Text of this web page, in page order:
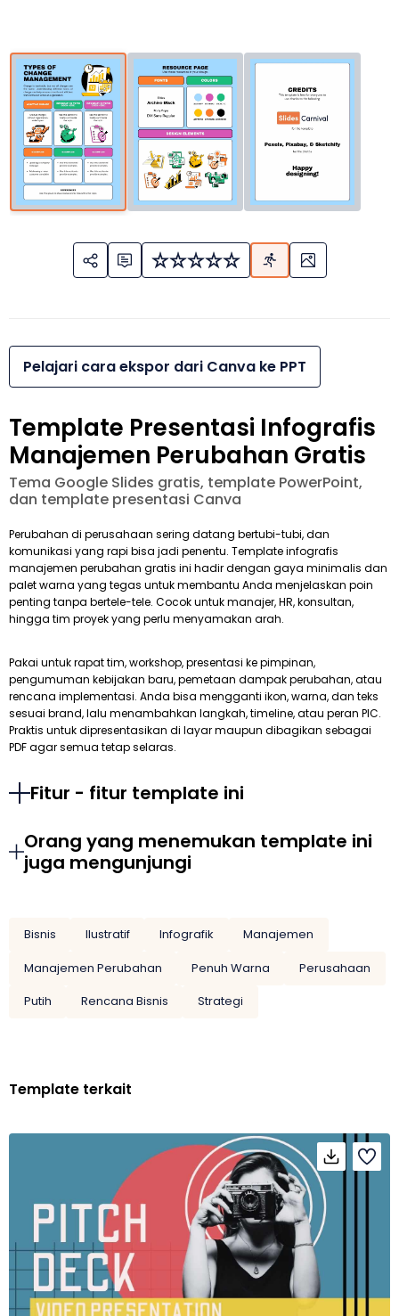
Pelajari cara ekspor dari Canva ke PPT
Template Presentasi Infografis
Manajemen Perubahan Gratis
Tema Google Slides gratis, template PowerPoint,
dan template presentasi Canva
Perubahan di perusahaan sering datang bertubi-tubi, dan
komunikasi yang rapi bisa jadi penentu. Template infografis
manajemen perubahan gratis ini hadir dengan gaya minimalis dan
palet warna yang tegas untuk membantu Anda menjelaskan poin
penting tanpa bertele-tele. Cocok untuk manajer, HR, konsultan,
hingga tim proyek yang perlu menyamakan arah.
Pakai untuk rapat tim, workshop, presentasi ke pimpinan,
pengumuman kebijakan baru, pemetaan dampak perubahan, atau
rencana implementasi. Anda bisa mengganti ikon, warna, dan teks
sesuai brand, lalu menambahkan langkah, timeline, atau peran PIC.
Praktis untuk dipresentasikan di layar maupun dibagikan sebagai
PDF agar semua tetap selaras.
Fitur - fitur template ini
Orang yang menemukan template ini
juga mengunjungi
Bisnis Ilustratif Infografik
Manajemen
Manajemen Perubahan
Penuh Warna
Perusahaan
Putih
Rencana Bisnis Strategi
Template terkait